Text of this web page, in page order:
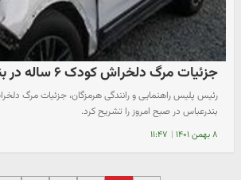
جزئیات مرگ دلخراش کودک ۶ ساله در بندرعباس
بندرعباس در صبح امروز را تشریح کرد.
۸ بهمن ۱۴۰۱ | ۱۱:۴۷